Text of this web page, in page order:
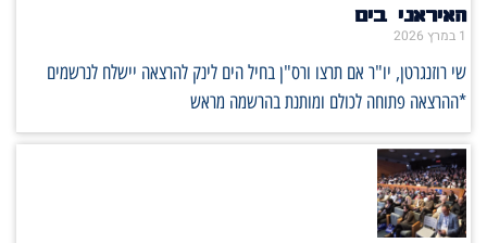
האיראני בים
1 במרץ 2026
שי רוזנגרטן, יו"ר אם תרצו ורס"ן בחיל הים לינק להרצאה יישלח לנרשמים
*ההרצאה פתוחה לכולם ומותנת בהרשמה מראש